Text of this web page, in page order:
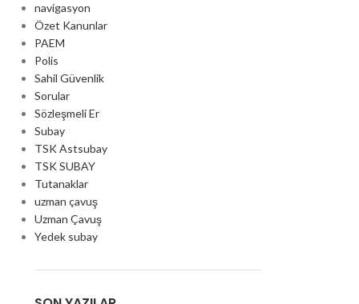
navigasyon
Özet Kanunlar
PAEM
Polis
Sahil Güvenlik
Sorular
Sözleşmeli Er
Subay
TSK Astsubay
TSK SUBAY
Tutanaklar
uzman çavuş
Uzman Çavuş
Yedek subay